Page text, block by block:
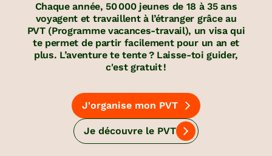
Chaque année, 50 000 jeunes de 18 à 35 ans
voyagent et travaillent à l’étranger grâce au
PVT (Programme vacances-travail), un visa qui
te permet de partir facilement pour un an et
plus. L’aventure te tente ? Laisse-toi guider,
c'est gratuit !
J'organise mon PVT
Je découvre le PVT